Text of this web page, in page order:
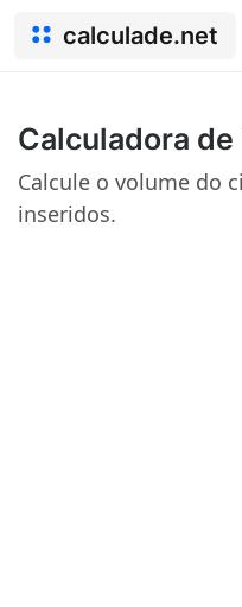
calculade.net
Calculadora
Calcule o volume do
inseridos.